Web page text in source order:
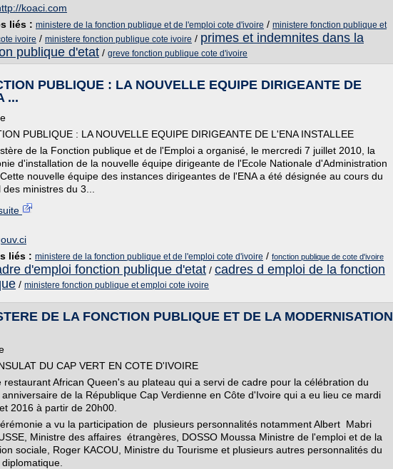
koaci.com
liés : ministere de la fonction publique et de l'emploi cote d'ivoire / ministere fonction publique et
ivoire / ministere fonction publique cote ivoire / primes et indemnites dans la
publique d'etat / greve fonction publique cote d'ivoire
PUBLIQUE : LA NOUVELLE EQUIPE DIRIGEANTE DE
...
PUBLIQUE : LA NOUVELLE EQUIPE DIRIGEANTE DE L'ENA INSTALLEE
de la Fonction publique et de l'Emploi a organisé, le mercredi 7 juillet 2010, la
d'installation de la nouvelle équipe dirigeante de l'Ecole Nationale d'Administration
nouvelle équipe des instances dirigeantes de l'ENA a été désignée au cours du
ministres du 3...
liés : ministere de la fonction publique et de l'emploi cote d'ivoire / fonction publique de cote d'ivoire
d'emploi fonction publique d'etat / cadres d emploi de la fonction
/ ministere fonction publique et emploi cote ivoire
DE LA FONCTION PUBLIQUE ET DE LA MODERNISATION
DU CAP VERT EN COTE D'IVOIRE
restaurant African Queen's au plateau qui a servi de cadre pour la célébration du
de la République Cap Verdienne en Côte d'Ivoire qui a eu lieu ce mardi
2016 à partir de 20h00.
a vu la participation de plusieurs personnalités notamment Albert Mabri
Ministre des affaires étrangères, DOSSO Moussa Ministre de l'emploi et de la
sociale, Roger KACOU, Ministre du Tourisme et plusieurs autres personnalités du